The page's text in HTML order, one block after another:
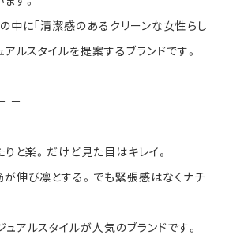
中に「清潔感のあるクリーンな女性らし
アルスタイルを提案するブランドです。
－
りと楽。だけど見た目はキレイ。
伸び凛とする。でも緊張感はなくナチ
アルスタイルが人気のブランドです。